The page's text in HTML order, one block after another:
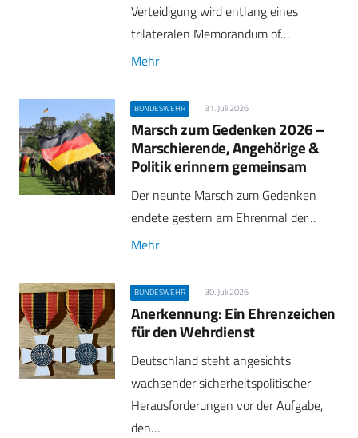
Verteidigung wird entlang eines
trilateralen Memorandum of…
Mehr
BUNDESWEHR 31. Juli 2026
Marsch zum Gedenken 2026 –
Marschierende, Angehörige &
Politik erinnern gemeinsam
Der neunte Marsch zum Gedenken
endete gestern am Ehrenmal der…
Mehr
BUNDESWEHR 30. Juli 2026
Anerkennung: Ein Ehrenzeichen
für den Wehrdienst
Deutschland steht angesichts
wachsender sicherheitspolitischer
Herausforderungen vor der Aufgabe,
den…